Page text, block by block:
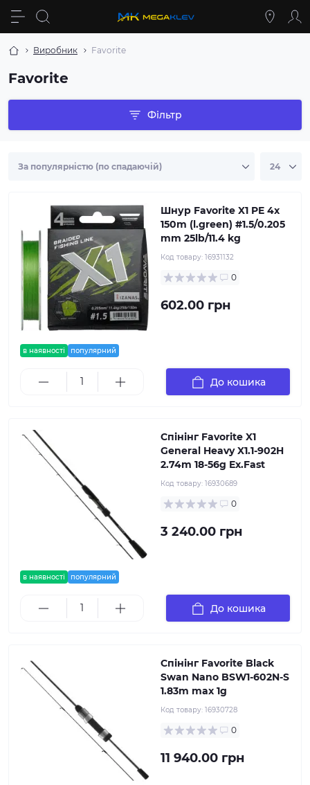
Виробник Favorite
Favorite
Фільтр
в наявності популярний
Шнур Favorite X1 PE 4x
150m (l.green) #1.5/0.205
mm 25lb/11.4 kg
Код товару: 16931132
0
602.00 грн
До кошика
в наявності популярний
Спінінг Favorite X1
General Heavy X1.1-902H
2.74m 18-56g Ex.Fast
Код товару: 16930689
0
3 240.00 грн
До кошика
Спінінг Favorite Black
Swan Nano BSW1-602N-S
1.83m max 1g
Код товару: 16930728
0
11 940.00 грн